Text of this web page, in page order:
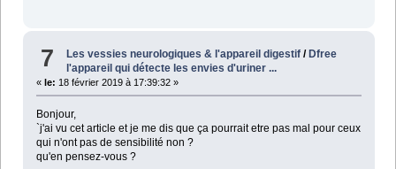
7 Les vessies neurologiques & l'appareil digestif /Dfree
l'appareil qui détecte les envies d'uriner ...
« le: 18 février 2019 à 17:39:32 »
Bonjour,
`j'ai vu cet article et je me dis que ça pourrait etre pas mal pour ceux
qui n'ont pas de sensibilité non ?
qu'en pensez-vous ?